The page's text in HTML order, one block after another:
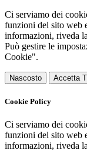
Ci serviamo dei
funzioni del sito web
informazioni, riveda
Può gestire le
Cookie".
Nascosto Accetta
Cookie Policy
Ci serviamo dei
funzioni del sito web
informazioni, riveda